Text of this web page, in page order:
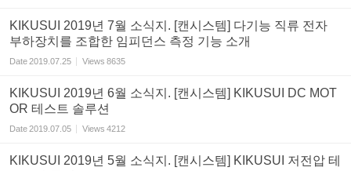
KIKUSUI 2019년 7월 소식지. [캔시스템] 다기능 직류 전자
부하장치를 조합한 임피던스 측정 기능 소개
Date2019.07.25 Views 8635
KIKUSUI 2019년 6월 소식지. [캔시스템] KIKUSUI DC MOT
OR 테스트 솔루션
Date2019.07.05 Views 4212
KIKUSUI 2019년 5월 소식지. [캔시스템] KIKUSUI 저전압 테